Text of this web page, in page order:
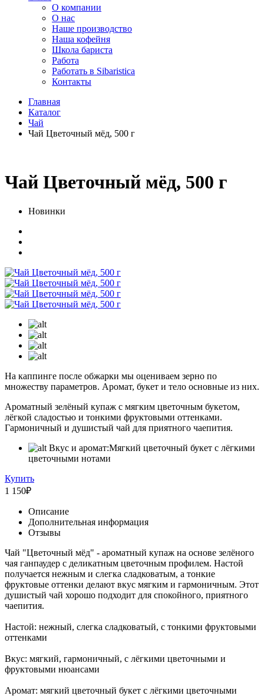
O компании
О нас
Наше производство
Наша кофейня
Школа бариста
Работа
Работать в Sibaristica
Контакты
Главная
Каталог
Чай
Чай Цветочный мёд, 500 г
Чай Цветочный мёд, 500 г
Новинки
На каппинге после обжарки мы оцениваем зерно по
множеству параметров. Аромат, букет и тело основные из них.
Ароматный зелёный купаж с мягким цветочным букетом,
лёгкой сладостью и тонкими фруктовыми оттенками.
Гармоничный и душистый чай для приятного чаепития.
Вкус и аромат:Мягкий цветочный букет с лёгкими
цветочными нотами
Купить
1 150₽
Описание
Дополнительная информация
Отзывы
Чай "Цветочный мёд" - ароматный купаж на основе зелёного
чая ганпаудер с деликатным цветочным профилем. Настой
получается нежным и слегка сладковатым, а тонкие
фруктовые оттенки делают вкус мягким и гармоничным. Этот
душистый чай хорошо подходит для спокойного, приятного
чаепития.
Настой: нежный, слегка сладковатый, с тонкими фруктовыми
оттенками
Вкус: мягкий, гармоничный, с лёгкими цветочными и
фруктовыми нюансами
Аромат: мягкий цветочный букет с лёгкими цветочными